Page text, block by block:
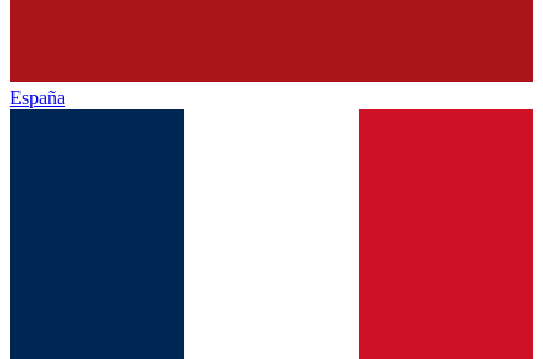
España